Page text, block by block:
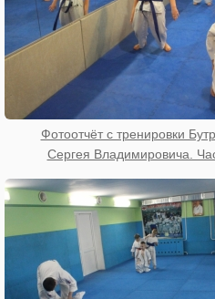
Фотоотчёт с тренировки
Сергея Владимировича.